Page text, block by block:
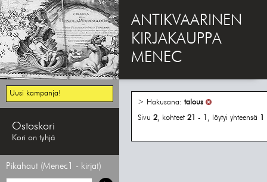
ANTIKVAARINEN
KIRJAKAUPPA
MENEC
Uusi kampanja!
Ostoskori
Kori on tyhjä
Pikahaut (Menec1 - kirjat)
> Hakusana: talous
Sivu 2, kohteet 21 - 1 , löytyi yhteensä 1